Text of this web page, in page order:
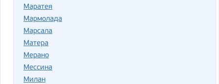
Маратея
Мармолада
Марсала
Матера
Мерано
Мессина
Милан